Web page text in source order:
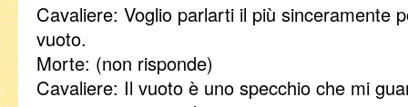
Cavaliere: Voglio parlarti il più sinceramente
vuoto.
Morte: (non risponde)
Cavaliere: Il vuoto è uno specchio che mi